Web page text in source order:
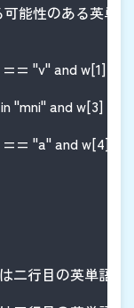
能性のある英単
== "v" and w[1]
in "mni" and w[3] ==
== "a" and w[4]
目は二行目の英単